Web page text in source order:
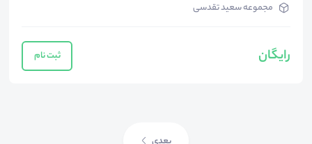
مجموعه سعید تقدسی
رایگان ثبت نام